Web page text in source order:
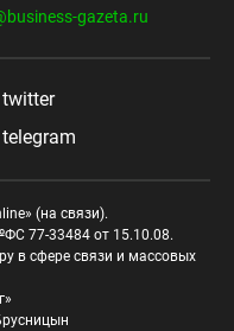
gazeta.ru
twitter
telegram
(на связи).
77-33484 от 15.10.08.
в сфере связи и массовых